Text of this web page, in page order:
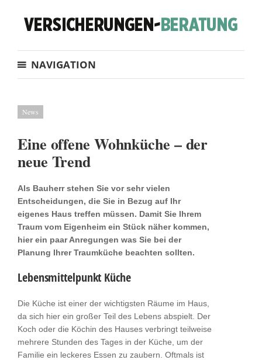
NAVIGATION
News
Eine offene Wohnküche – der
neue Trend
Als Bauherr stehen Sie vor sehr vielen
Entscheidungen, die Sie in Bezug auf Ihr
eigenes Haus treffen müssen. Damit Sie Ihrem
Traum vom Eigenheim ein Stück näher kommen,
hier ein paar Anregungen was Sie bei der
Planung Ihrer Traumküche beachten sollten.
Lebensmittelpunkt Küche
Die Küche ist einer der wichtigsten Räume im Haus,
da sich hier ein großer Teil des Lebens abspielt. Der
Koch oder die Köchin des Hauses verbringt teilweise
mehrere Stunden des Tages in der Küche, um der
Familie ein leckeres Essen zu zaubern. Oftmals ist